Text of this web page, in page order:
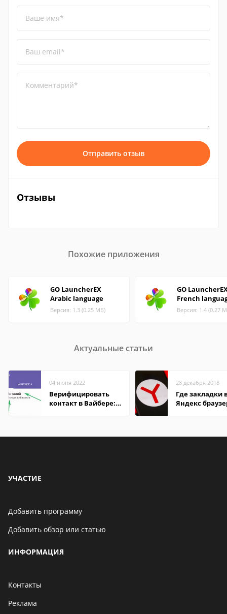
Ваше имя*
Ваш email*
Комментарий*
Отправить отзыв
Отзывы
Похожие приложения
GO LauncherEX
Arabic language
Версия: 1.3 (0.25 МБ)
GO
French
Версия: 1.4 (0.27
Актуальные статьи
04 июня 2022
Верифицировать
контакт в Вайбере:
28 декабря 2018
Где закладки
Яндекс
УЧАСТИЕ
Добавить программу
Добавить обзор или статью
ИНФОРМАЦИЯ
Контакты
Реклама